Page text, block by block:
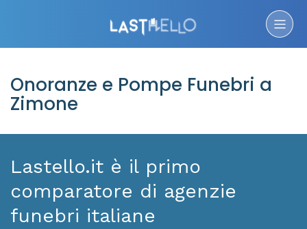
Onoranze e Pompe Funebri a
Zimone
Lastello.it è il primo
comparatore di agenzie
funebri italiane